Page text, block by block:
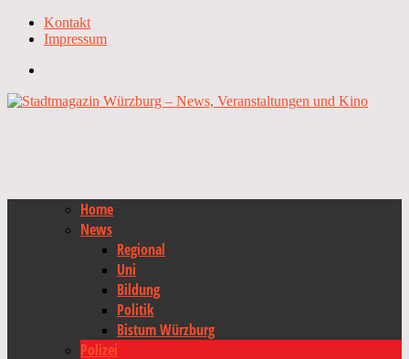
Kontakt
Impressum
Home
News
Regional
Uni
Bildung
Politik
Bistum Würzburg
Polizei